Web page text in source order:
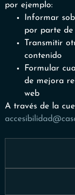
por ejemplo:
Informar
por parte de
Transmitir
contenido
Formular
de mejora
web
A través de la